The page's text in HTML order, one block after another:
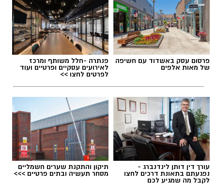
אלדה נתנאל / 17:07 05.08.26
תגים:כיתת כוננות
פרסום עסק באשדוד עם חשיפה
של מאות אלפים
פנתרה -חלל משותף ומרכז
לאירועים עסקיים ופרטיים ועוד
לפרטים לחצו >>
עורך דין דותן לינדנברג -
נפגעתם בתאונת דרכים לחצו
לקבל מה שמגיע לכם
תיקון והתקנת שערים חשמליים
מסחר תעשיה ובתים פרטיים >>>